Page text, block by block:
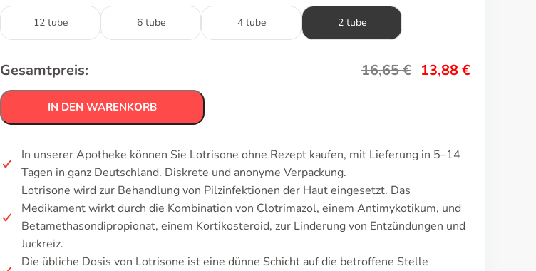
12 tube 6 tube 4 tube 2 tube
Gesamtpreis: 16,65€ 13,88€
IN DEN WARENKORB
In unserer Apotheke können Sie Lotrisone ohne Rezept kaufen, mit Lieferung in 5–14
Tagen in ganz Deutschland. Diskrete und anonyme Verpackung.
Lotrisone wird zur Behandlung von Pilzinfektionen der Haut eingesetzt. Das
Medikament wirkt durch die Kombination von Clotrimazol, einem Antimykotikum, und
Betamethasondipropionat, einem Kortikosteroid, zur Linderung von Entzündungen und
Juckreiz.
Die übliche Dosis von Lotrisone ist eine dünne Schicht auf die betroffene Stelle